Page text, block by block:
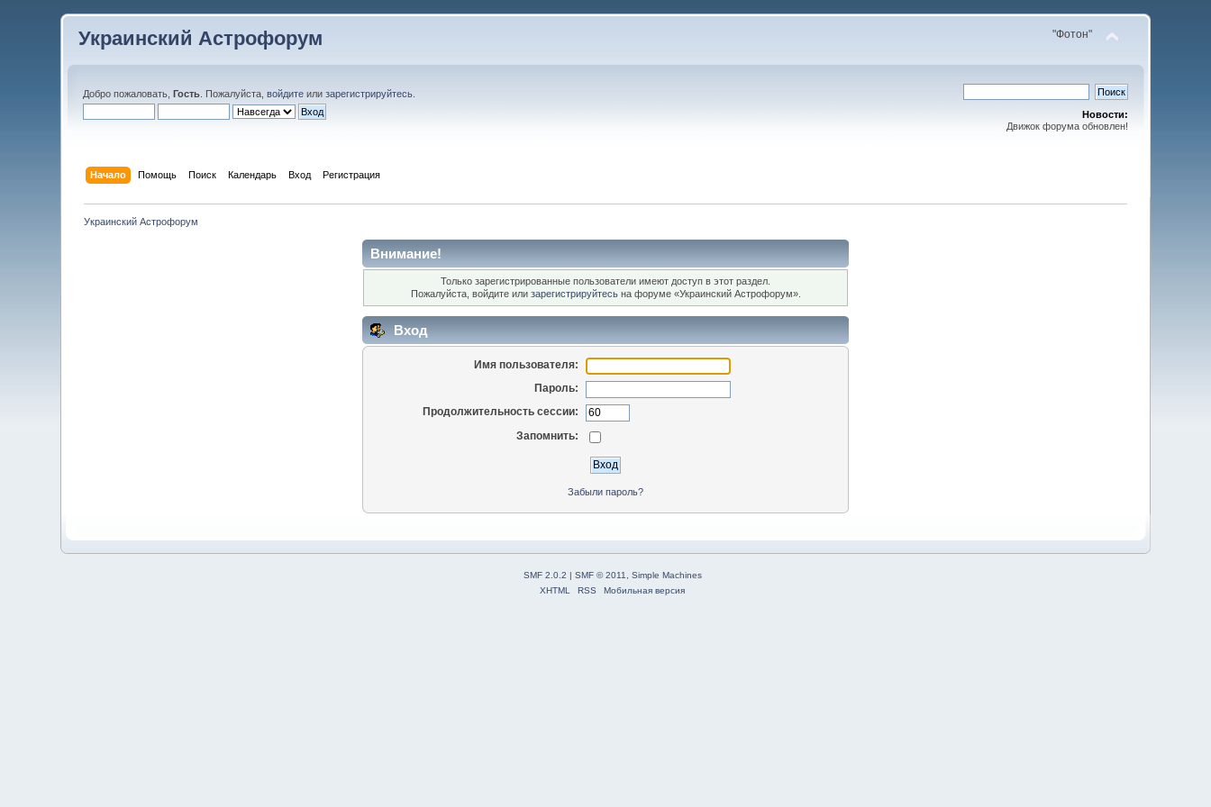
Украинский Астрофорум "Фотон"
Добро пожаловать,Гость . Пожалуйста,войдите илизарегистрируйтесь
Новости:
Движок форума обновлен!
Начало Помощь Поиск Календарь Вход Регистрация
Украинский Астрофорум
Внимание!
Только зарегистрированные пользователи имеют доступ в этот раздел.
Пожалуйста, войдите или зарегистрируйтесьна форуме «Украинский Астрофорум».
Вход
Имя пользователя:
Пароль:
Продолжительность сессии:
Запомнить:
Забыли пароль?
SMF 2.0.2 | SMF © 2011
Simple Machines
XHTML
RSS Мобильная версия